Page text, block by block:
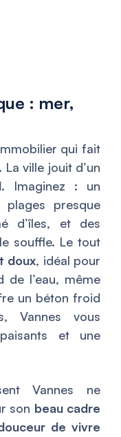
: mer,
qui fait
ville jouit d’un
. Imaginez : un
presque
d’îles, et des
souffle. Le tout
doux, idéal pour
l’eau, même
un béton froid
Vannes vous
et une
Vannes ne
son beau cadre
de vivre